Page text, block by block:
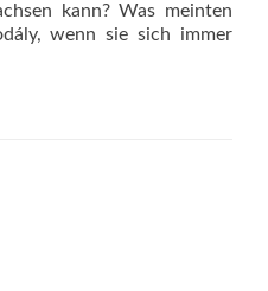
kann? Was meinten
wenn sie sich immer